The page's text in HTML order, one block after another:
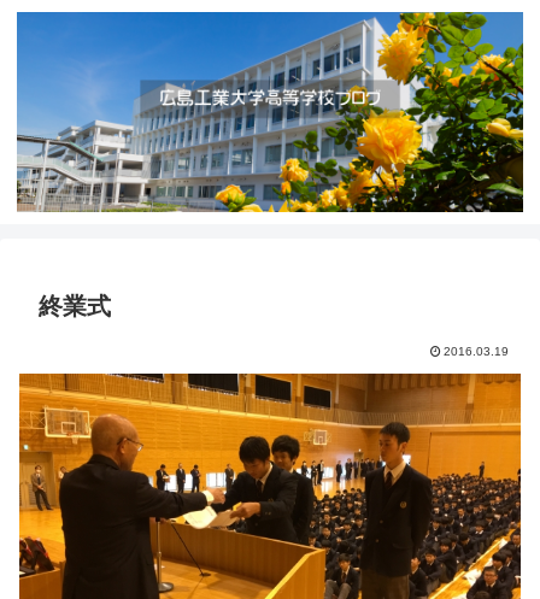
終業式
2016.03.19